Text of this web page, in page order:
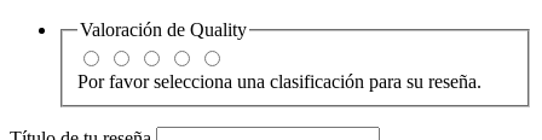
Valoración de Quality
Por favor selecciona una clasificación para su reseña.